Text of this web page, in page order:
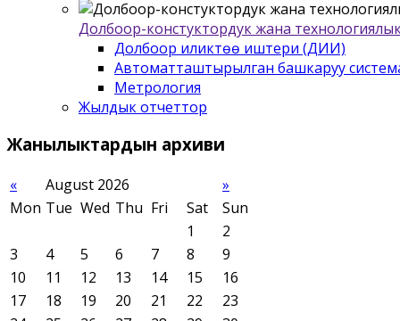
Долбоор-констуктордук жана
Долбоор иликтѳѳ иштери (ДИИ)
Автоматташтырылган башкаруу
Метрология
Жылдык отчеттор
Жанылыктардын архиви
« August 2026
»
Mon Tue Wed Thu Fri Sat
Sun
1
2
3
4 5 6 7 8
9
10
11 12 13 14 15
16
17
18 19 20 21 22
23